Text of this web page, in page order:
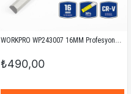
WORKPRO WP243007 16MM Profesyonel İskarpela
₺490,00